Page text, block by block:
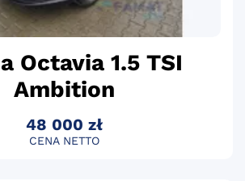
Octavia 1.5 TSI
Ambition
48 000 zł
CENA NETTO